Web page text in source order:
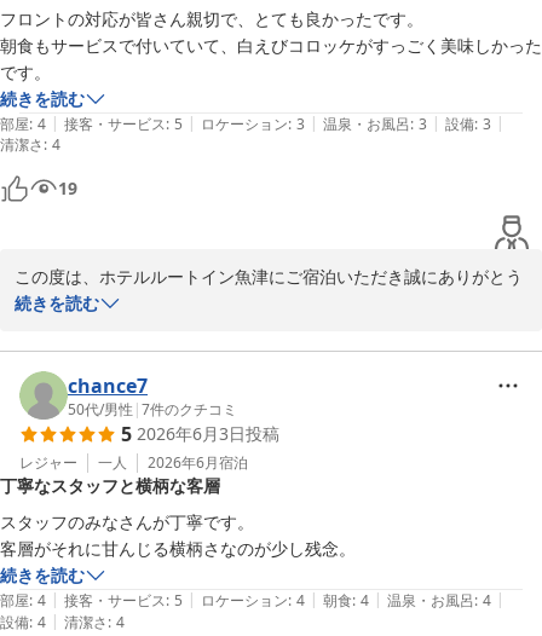
メニュー構成についても工夫しております。
また、ぜひ機会がございましたら、
ルートイン魚津をご利用くださいませ。
心よりお待ちしております。
フロント井出
ホテルルートイン魚津
フロントの対応が皆さん親切で、とても良かったです。
朝食もサービスで付いていて、白えびコロッケがすっごく美味しかった
です。
続きを読む
部屋: 4 | 接客・サービス: 5 | ロケーション: 3 | 温泉・お風呂: 3 | 設備: 3 |
清潔さ: 4
19
この度は、ホテルルートイン魚津にご宿泊いただき誠にありがとう
ございます。
す。
朝食にて「しろえびコロッケ」も満足いただけたとのこと、フロン
トスタッフの対応についてもお褒めのお言葉をいただき、大変嬉し
く存じます。
お客様からのご意見を参考に、今後もご満足いただけるよう努めて
まいります。
是非お近くにお越しの際には、スタッフ一同心よりお待ちしており
ます。貴重なご意見をありがとうございました。
続きを読む
chance7
50代/男性 |7件のクチコミ
5 2026年6月3日投稿
レジャー 一人 2026年6月宿泊
丁寧なスタッフと横柄な客層
スタッフのみなさんが丁寧です。
客層がそれに甘んじる横柄さなのが少し残念。
続きを読む
部屋: 4 | 接客・サービス: 5 | ロケーション: 4 | 朝食: 4 | 温泉・お風呂: 4 |
設備: 4 | 清潔さ: 4